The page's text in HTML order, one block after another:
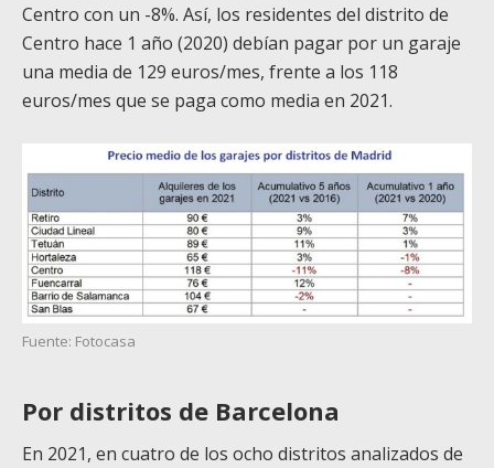
Centro con un -8%. Así, los residentes del distrito de
Centro hace 1 año (2020) debían pagar por un garaje
una media de 129 euros/mes, frente a los 118
euros/mes que se paga como media en 2021.
Fuente: Fotocasa
Por distritos de Barcelona
En 2021, en cuatro de los ocho distritos analizados de